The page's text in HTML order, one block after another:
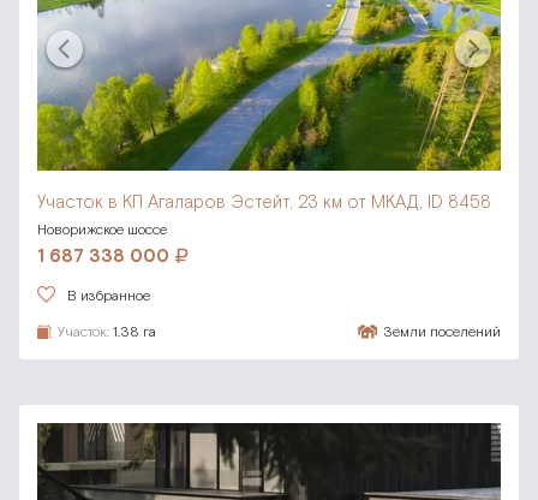
Участок в КП Агаларов Эстейт, 23 км от МКАД, ID 8458
Новорижское шоссе
1 687 338 000
В избранное
Участок: 1.38 га Земли поселений